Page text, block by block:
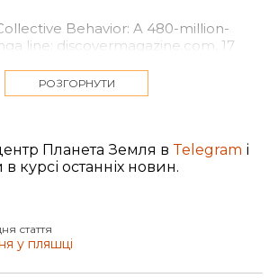
Behavior: A 480-million-
line; discovermagazine.com, 17
and Hernkind, W., Mass migration of
of Marine Science 28(4):601–
from a fossilized fish shoal,
B 286:20190891, 2019.
РОЗГОРНУТИ
Планета Земля в Telegram і
курсі останніх новин.
стаття
у пляшці